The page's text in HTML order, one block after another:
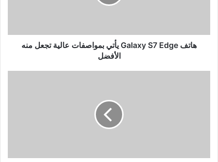
منه
الأفضل
هاتف Galaxy S7 Edge يأتي بمواصفات عالية تجعل منه
الأفضل
ينسحبون